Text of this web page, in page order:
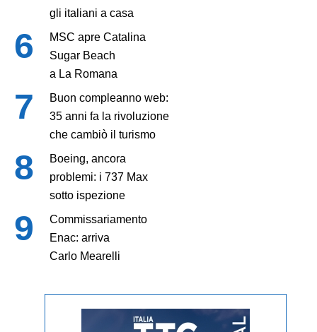
gli italiani a casa
MSC apre Catalina
Sugar Beach
a La Romana
Buon compleanno web:
35 anni fa la rivoluzione
che cambiò il turismo
Boeing, ancora
problemi: i 737 Max
sotto ispezione
Commissariamento
Enac: arriva
Carlo Mearelli